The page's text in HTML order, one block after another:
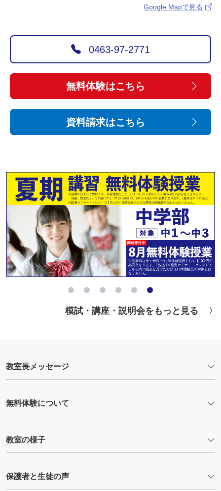
Google Mapで見る
0463-97-2771
無料体験はこちら
資料請求はこちら
模試・講座・説明会をもっと見る
教室長メッセージ
無料体験について
教室の様子
保護者と生徒の声